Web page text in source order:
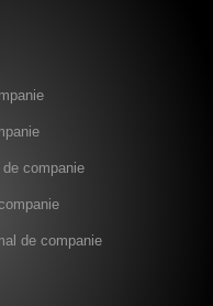
companie
de companie